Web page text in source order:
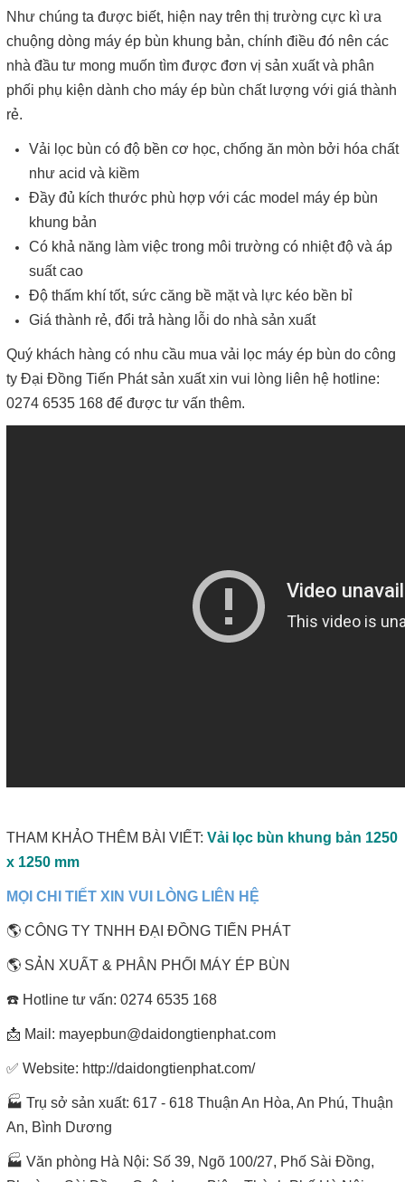
Như chúng ta được biết, hiện nay trên thị trường cực kì ưa
chuộng dòng máy ép bùn khung bản, chính điều đó nên các
nhà đầu tư mong muốn tìm được đơn vị sản xuất và phân
phối phụ kiện dành cho máy ép bùn chất lượng với giá thành
rẻ.
Vải lọc bùn có độ bền cơ học, chống ăn mòn bởi hóa chất
như acid và kiềm
Đầy đủ kích thước phù hợp với các model máy ép bùn
khung bản
Có khả năng làm việc trong môi trường có nhiệt độ và áp
suất cao
Độ thấm khí tốt, sức căng bề mặt và lực kéo bền bỉ
Giá thành rẻ, đổi trả hàng lỗi do nhà sản xuất
Quý khách hàng có nhu cầu mua vải lọc máy ép bùn do công
ty Đại Đồng Tiến Phát sản xuất xin vui lòng liên hệ hotline:
0274 6535 168 để được tư vấn thêm.
THAM KHẢO THÊM BÀI VIẾT: Vải lọc bùn khung bản 1250
x 1250 mm
MỌI CHI TIẾT XIN VUI LÒNG LIÊN HỆ
🌎 CÔNG TY TNHH ĐẠI ĐỒNG TIẾN PHÁT
🌎 SẢN XUẤT & PHÂN PHỐI MÁY ÉP BÙN
☎️ Hotline tư vấn: 0274 6535 168
📩 Mail: mayepbun@daidongtienphat.com
✅ Website: http://daidongtienphat.com/
🏭 Trụ sở sản xuất: 617 - 618 Thuận An Hòa, An Phú, Thuận
An, Bình Dương
🏭 Văn phòng Hà Nội: Số 39, Ngõ 100/27, Phố Sài Đồng,